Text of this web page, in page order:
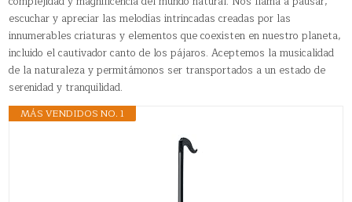
escuchar y apreciar las melodías intrincadas creadas por las
innumerables criaturas y elementos que coexisten en nuestro planeta,
incluido el cautivador canto de los pájaros. Aceptemos la musicalidad
de la naturaleza y permitámonos ser transportados a un estado de
serenidad y tranquilidad.
MÁS VENDIDOS NO. 1